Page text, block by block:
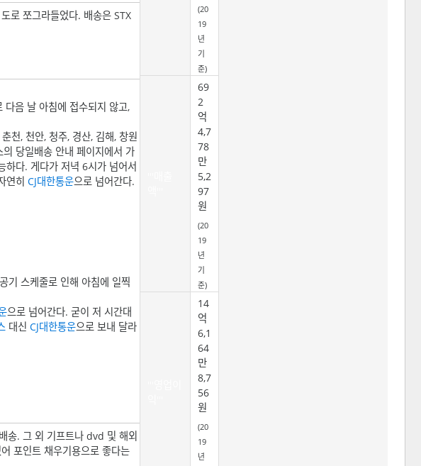
(20
19
년
기
준)
69
2
억
4,7
78
만
5,2
97
원
(20
19
년
기
준)
14
억
6,1
64
만
8,7
56
원
(20
19
년
로 쪼그라들었다. 배송은 STX
다음 날 아침에 접수되지 않고,
천, 천안, 청주, 경산, 김해, 창원
당일배송 안내 페이지에서 가
하다. 게다가 저녁 6시가 넘어서
연히 CJ대한통운으로 넘어간다.
기 스케줄로 인해 아침에 일찍
으로 넘어간다. 굳이 저 시간대
대신 CJ대한통운으로 보내 달라
송. 그 외 기프트나 dvd 및 해외
포인트 채우기용으로 좋다는